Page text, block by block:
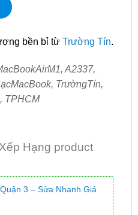
bền bỉ từTrường Tín.
A2337,
TrườngTín,
TPHCM
Xếp Hạng product
3 – Sửa Nhanh Giá